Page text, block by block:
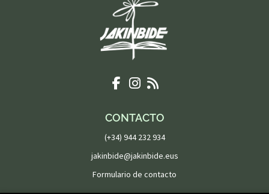
CONTACTO
(+34) 944 232 934
jakinbide@jakinbide.eus
Formulario de contacto